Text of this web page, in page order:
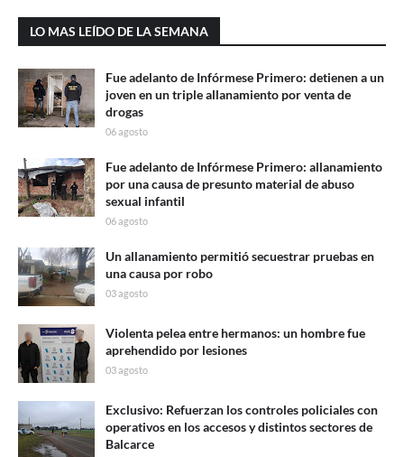
LO MAS LEÍDO DE LA SEMANA
Fue adelanto de Infórmese Primero: detienen a un
joven en un triple allanamiento por venta de
drogas
06 agosto
Fue adelanto de Infórmese Primero: allanamiento
por una causa de presunto material de abuso
sexual infantil
06 agosto
Un allanamiento permitió secuestrar pruebas en
una causa por robo
03 agosto
Violenta pelea entre hermanos: un hombre fue
aprehendido por lesiones
03 agosto
Exclusivo: Refuerzan los controles policiales con
operativos en los accesos y distintos sectores de
Balcarce